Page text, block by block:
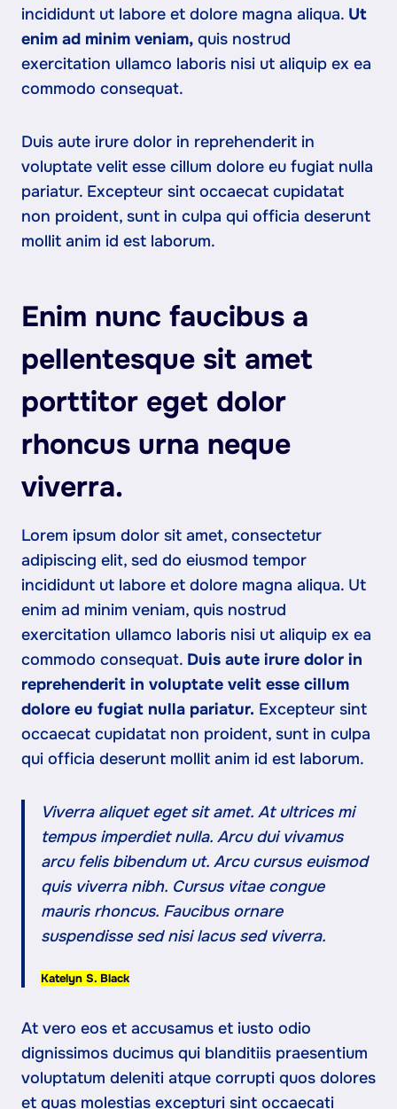
incididunt ut labore et dolore magna aliqua. Ut
enim ad minim veniam, quis nostrud
exercitation ullamco laboris nisi ut aliquip ex ea
commodo consequat.
Duis aute irure dolor in reprehenderit in
voluptate velit esse cillum dolore eu fugiat nulla
pariatur. Excepteur sint occaecat cupidatat
non proident, sunt in culpa qui officia deserunt
mollit anim id est laborum.
Enim nunc faucibus a
pellentesque sit amet
porttitor eget dolor
rhoncus urna neque
viverra.
Lorem ipsum dolor sit amet, consectetur
adipiscing elit, sed do eiusmod tempor
incididunt ut labore et dolore magna aliqua. Ut
enim ad minim veniam, quis nostrud
exercitation ullamco laboris nisi ut aliquip ex ea
commodo consequat. Duis aute irure dolor in
reprehenderit in voluptate velit esse cillum
dolore eu fugiat nulla pariatur. Excepteur sint
occaecat cupidatat non proident, sunt in culpa
qui officia deserunt mollit anim id est laborum.
Viverra aliquet eget sit amet. At ultrices mi
tempus imperdiet nulla. Arcu dui vivamus
arcu felis bibendum ut. Arcu cursus euismod
quis viverra nibh. Cursus vitae congue
mauris rhoncus. Faucibus ornare
suspendisse sed nisi lacus sed viverra.
Katelyn S. Black
At vero eos et accusamus et iusto odio
dignissimos ducimus qui blanditiis praesentium
voluptatum deleniti atque corrupti quos dolores
et quas molestias excepturi sint occaecati